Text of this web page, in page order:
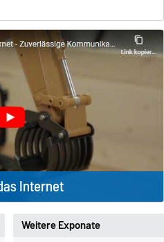
Internet
Weitere Exponate